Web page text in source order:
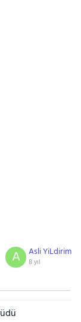
Asli YiLdirim
8 yıl
A